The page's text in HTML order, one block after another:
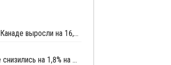
Продажи ЛПНП в США и Канаде выросли на 16,1% за девять месяцев
Фьючерсы ЛПНП в Китае снизились на 1,8% на фоне понижательных рыночных настроений